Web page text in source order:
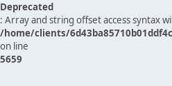
Deprecated
: Array and string offset access syntax
/home/clients/
on line
5659